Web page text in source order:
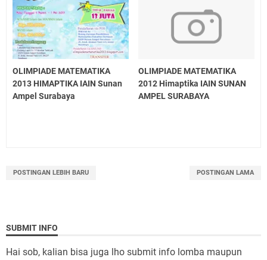
OLIMPIADE MATEMATIKA
2013 HIMAPTIKA IAIN Sunan
Ampel Surabaya
OLIMPIADE MATEMATIKA
2012 Himaptika IAIN SUNAN
AMPEL SURABAYA
POSTINGAN LEBIH BARU POSTINGAN LAMA
SUBMIT INFO
Hai sob, kalian bisa juga lho submit info lomba maupun